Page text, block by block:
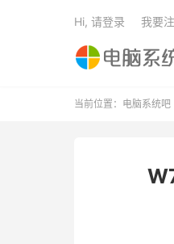
Hi, 请登录 我要
当前位置： 电脑系统吧